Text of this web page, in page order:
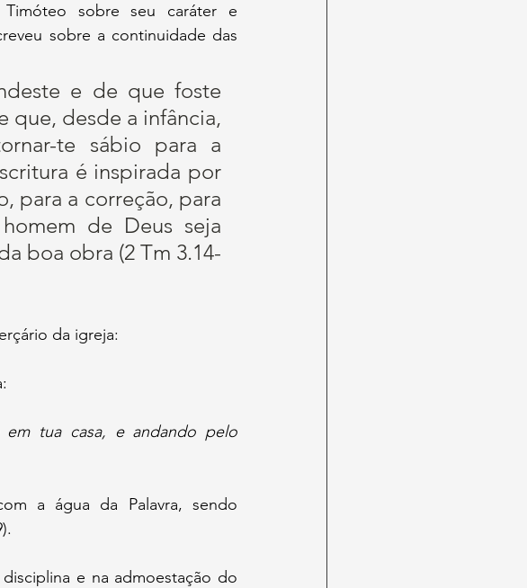
sobre seu caráter e
sobre a continuidade das
e de que foste
que, desde a infância,
te sábio para a
é inspirada por
para a correção, para
de Deus seja
boa obra (2 Tm 3.14-
da igreja:
em tua casa, e andando pelo
a água da Palavra, sendo
e na admoestação do